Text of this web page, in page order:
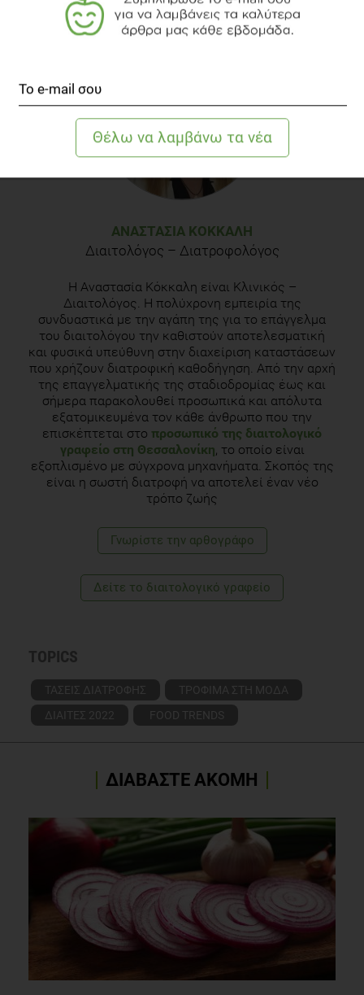
Marta Arenas-Jal et al, Trends in the food and sports
nutrition industry: A review, Crit Rev Food Sci Nutr,
Phillip Baker et al, Ultra-processed foods and the nutrition
transition: Global, regional and national trends, food systems
transformations and political economy drivers , Obes Rev,
2020 Dec;21(12):e13126.
These Are the 10 Food Trends You're Going to See
Everywhere in 2022, According to Whole Foods. Eating well,
https://www.eatingwell.com/article/7921999/food-trends-
2022-whole-foods/
ΑΝΑΣΤΑΣΊΑ ΚΌΚΚΑΛΗ
Διαιτολόγος – Διατροφολόγος
Η Αναστασία Κόκκαλη είναι Κλινικός –
Διαιτολόγος. Η πολύχρονη εμπειρία της
συνδυαστικά με την αγάπη της για το επάγγελμα
του διαιτολόγου την καθιστούν αποτελεσματική
και φυσικά υπεύθυνη στην διαχείριση καταστάσεων
που χρήζουν διατροφική καθοδήγηση. Από την αρχή
της επαγγελματικής της σταδιοδρομίας έως και
σήμερα παρακολουθεί προσωπικά και απόλυτα
εξατομικευμένα τον κάθε άνθρωπο που την
επισκέπτεται στο προσωπικό της διαιτολογικό
γραφείο στη Θεσσαλονίκη , το οποίο είναι
εξοπλισμένο με σύγχρονα μηχανήματα. Σκοπός της
είναι η σωστή διατροφή να αποτελεί έναν νέο
τρόπο ζωής
Γνωρίστε την αρθογράφο
Δείτε το διαιτολογικό γραφείο
TOPICS
ΤΑΣΕΙΣ ΔΙΑΤΡΟΦΗΣ
ΤΡΟΦΙΜΑ ΣΤΗ ΜΟΔΑ
ΔΙΑΙΤΕΣ 2022
FOOD TRENDS
ΔΙΑΒΑΣΤΕ ΑΚΟΜΗ